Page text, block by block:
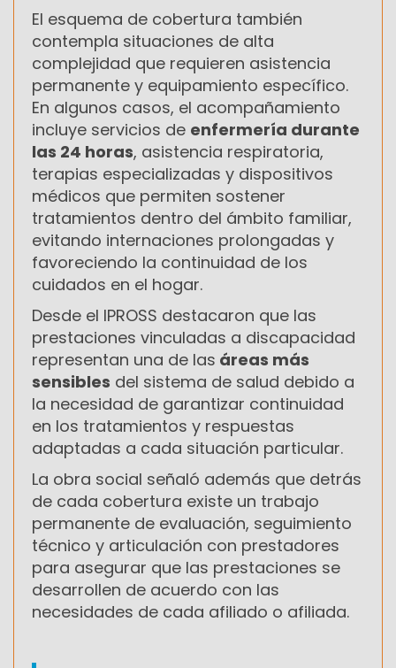
El esquema de cobertura también
contempla situaciones de alta
complejidad que requieren asistencia
permanente y equipamiento específico.
En algunos casos, el acompañamiento
incluye servicios de enfermería durante
las 24 horas, asistencia respiratoria,
terapias especializadas y dispositivos
médicos que permiten sostener
tratamientos dentro del ámbito familiar,
evitando internaciones prolongadas y
favoreciendo la continuidad de los
cuidados en el hogar.
Desde el IPROSS destacaron que las
prestaciones vinculadas a discapacidad
representan una de las áreas más
sensibles del sistema de salud debido a
la necesidad de garantizar continuidad
en los tratamientos y respuestas
adaptadas a cada situación particular.
La obra social señaló además que detrás
de cada cobertura existe un trabajo
permanente de evaluación, seguimiento
técnico y articulación con prestadores
para asegurar que las prestaciones se
desarrollen de acuerdo con las
necesidades de cada afiliado o afiliada.